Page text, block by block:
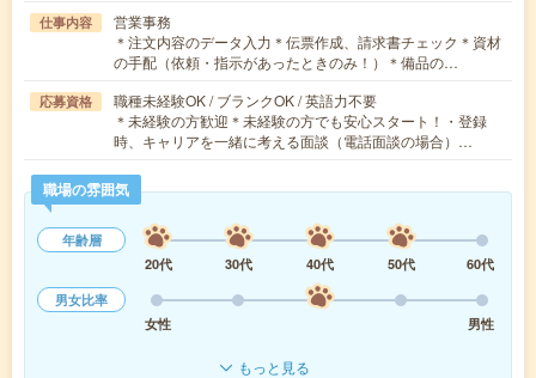
仕事内容
営業事務
＊注文内容のデータ入力＊伝票作成、請求書チェック＊資材
の手配（依頼・指示があったときのみ！）＊備品の…
応募資格
職種未経験OK / ブランクOK / 英語力不要
＊未経験の方歓迎＊未経験の方でも安心スタート！・登録
時、キャリアを一緒に考える面談（電話面談の場合）…
職場の雰囲気
年齢層
20代
30代 40代 50代
60代
男女比率
女性
男性
もっと見る